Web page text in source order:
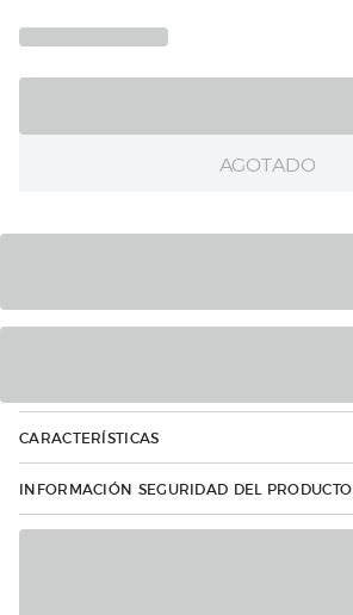
AGOTADO
CARACTERÍSTICAS
INFORMACIÓN SEGURIDAD DEL PRODUCTO